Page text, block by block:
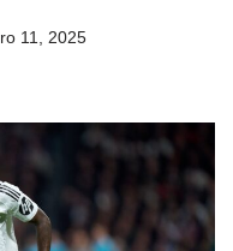
11, 2025